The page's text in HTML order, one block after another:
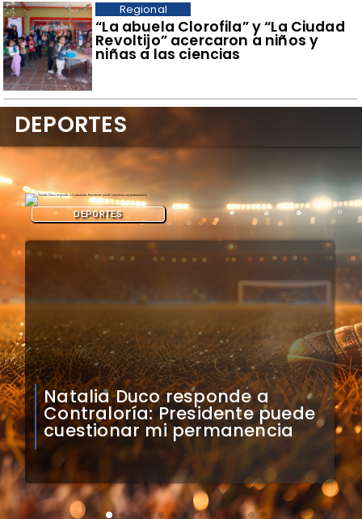
​“La abuela Clorofila” y “La Ciudad
Revoltijo” acercaron a niños y
niñas a las ciencias
Regional
Colo Colo confirma artistas
para bienvenida a Vozinha en
el Monumental
DEPORTES
DEPORTES